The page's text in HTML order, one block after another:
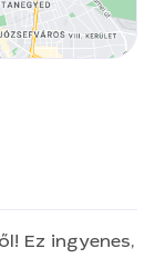
Ez ingyenes,